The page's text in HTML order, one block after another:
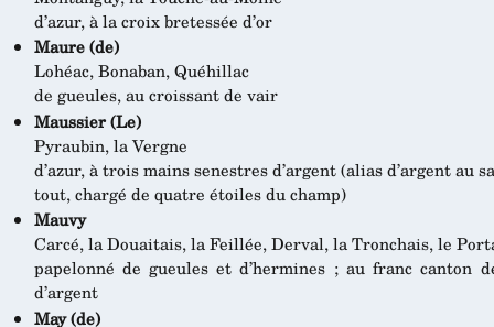
d’azur, à la croix bretessée d’or
Maure (de)
Lohéac, Bonaban, Quéhillac
de gueules, au croissant de vair
Maussier (Le)
Pyraubin, la Vergne
d’azur, à trois mains senestres d’argent (alias d’argent au
tout, chargé de quatre étoiles du champ)
Mauvy
Carcé, la Douaitais, la Feillée, Derval, la Tronchais, le
papelonné de gueules et d’hermines ; au franc canton
d’argent
May (de)